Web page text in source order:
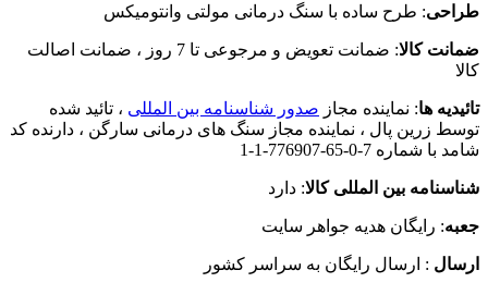
: طرح ساده با سنگ درمانی مولتی وانتومیکس
کالا : ضمانت تعویض و مرجوعی تا 7 روز ، ضمانت اصالت
ها: نماینده مجازصدور شناسنامه بین المللی، تائید شده
زرین پال ، نماینده مجاز سنگ های درمانی سارگن ، دارنده کد
7-0-65-776907-1-1
بین المللی کالا : دارد
: رایگان هدیه جواهر سایت
: ارسال رایگان به سراسر کشور